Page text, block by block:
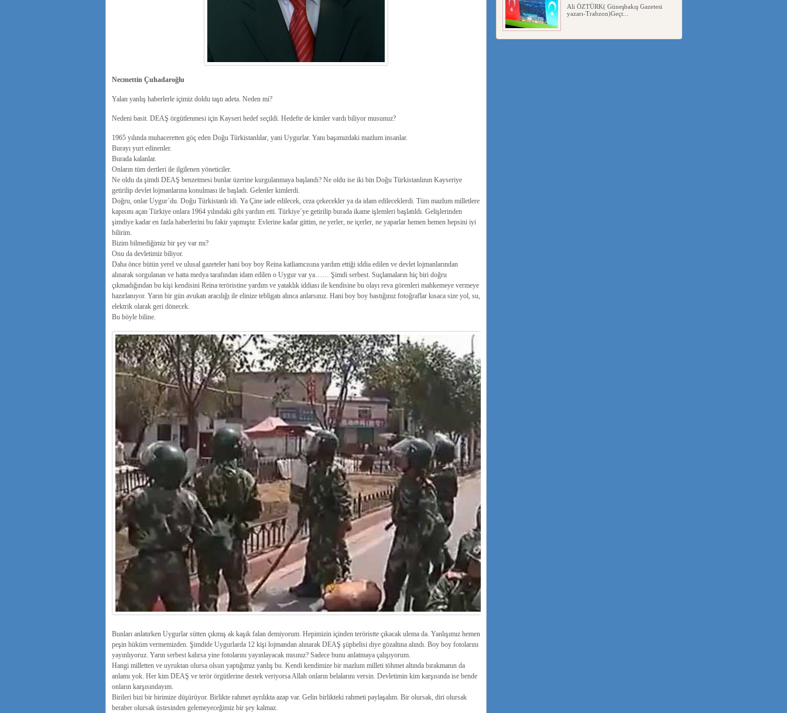
Necmettin Çuhadaroğlu
Yalan yanlış haberlerle içimiz doldu taştı adeta. Neden mi?
Nedeni basit. DEAŞ örgütlenmesi için Kayseri hedef seçildi. Hedefte de kimler vardı biliyor musunuz?
1965 yılında muhaceretten göç eden Doğu Türkistanlılar, yani Uygurlar. Yanı başımızdaki mazlum insanlar.
Burayı yurt edinenler.
Burada kalanlar.
Onların tüm dertleri ile ilgilenen yöneticiler.
Ne oldu da şimdi DEAŞ benzetmesi bunlar üzerine kurgulanmaya başlandı? Ne oldu ise iki bin Doğu Türkistanlının Kayseriye
getirilip devlet lojmanlarına konulması ile başladı. Gelenler kimlerdi.
Doğru, onlar Uygur´du. Doğu Türkistanlı idi. Ya Çine iade edilecek, ceza çekecekler ya da idam edileceklerdi. Tüm mazlum milletlere
kapısını açan Türkiye onlara 1964 yılındaki gibi yardım etti. Türkiye´ye getirilip burada ikame işlemleri başlatıldı. Gelişlerinden
şimdiye kadar en fazla haberlerini bu fakir yapmıştır. Evlerine kadar gittim, ne yerler, ne içerler, ne yaparlar hemen hemen hepsini iyi
bilirim.
Bizim bilmediğimiz bir şey var mı?
Onu da devletimiz biliyor.
Daha önce bütün yerel ve ulusal gazeteler hani boy boy Reina katliamcısına yardım ettiği iddia edilen ve devlet lojmanlarından
alınarak sorgulanan ve hatta medya tarafından idam edilen o Uygur var ya…… Şimdi serbest. Suçlamaların hiç biri doğru
çıkmadığından bu kişi kendisini Reina teröristine yardım ve yataklık iddiası ile kendisine bu olayı reva görenleri mahkemeye vermeye
hazırlanıyor. Yarın bir gün avukatı aracılığı ile elinize tebligatı alınca anlarsınız. Hani boy boy bastığınız fotoğraflar kısaca size yol, su,
elektrik olarak geri dönecek.
Bu böyle biline.
Bunları anlatırken Uygurlar sütten çıkmış ak kaşık falan demiyorum. Hepimizin içinden teröristte çıkacak ulema da. Yanlışımız hemen
peşin hüküm vermemizden. Şimdide Uygurlarda 12 kişi lojmandan alınarak DEAŞ şüphelisi diye gözaltına alındı. Boy boy fotolarını
yayınlıyoruz. Yarın serbest kalırsa yine fotolarını yayınlayacak mısınız? Sadece bunu anlatmaya çalışıyorum.
Hangi milletten ve uyruktan olursa olsun yaptığımız yanlış bu. Kendi kendimize bir mazlum milleti töhmet altında bırakmanın da
anlamı yok. Her kim DEAŞ ve terör örgütlerine destek veriyorsa Allah onların belalarını versin. Devletimin kim karşısında ise bende
onların karşısındayım.
Birileri bizi bir birimize düşürüyor. Birlikte rahmet ayrılıkta azap var. Gelin birlikteki rahmeti paylaşalım. Bir olursak, diri olursak
beraber olursak üstesinden gelemeyeceğimiz bir şey kalmaz.
Ali ÖZTÜRK( Güneşbakış Gazetesi
yazarı-Trabzon)Geçt...
İŞGALCİ ÇİN’DEN “FETİHLER